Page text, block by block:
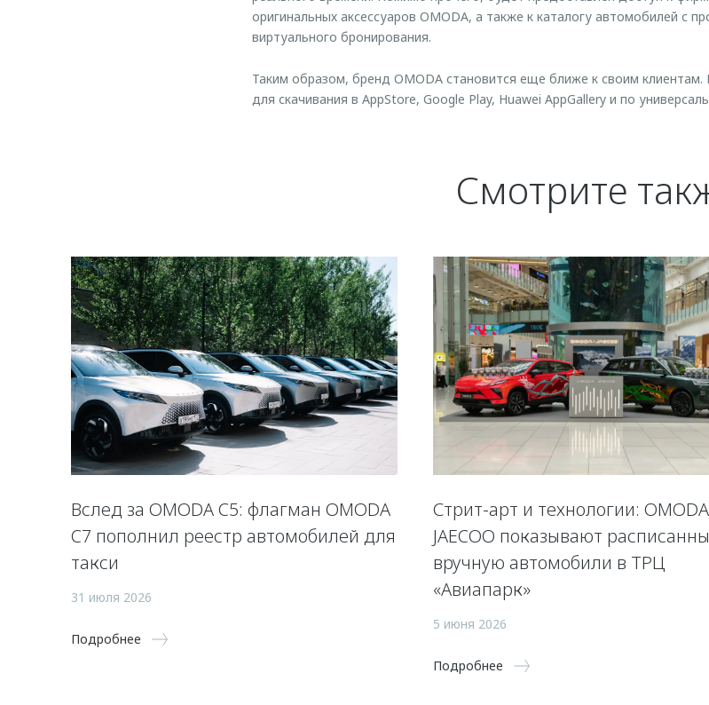
оригинальных аксессуаров OMODA, а также к каталогу автомобилей с
виртуального бронирования.
Таким образом, бренд OMODA становится еще ближе к своим
для скачивания в AppStore, Google Play, Huawei AppGallery и по
Смотрите
Вслед за OMODA C5: флагман OMODA
C7 пополнил реестр автомобилей для
такси
31 июля 2026
Подробнее
Стрит-арт и технологии:
JAECOO показывают
вручную автомобили в ТРЦ
«Авиапарк»
5 июня 2026
Подробнее